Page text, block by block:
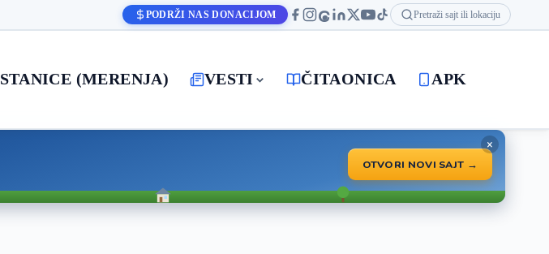
PODRŽI NAS DONACIJOM Pretraži sajt ili lokaciju
STANICE (MERENJA) VESTI ČITAONICA APK
OTVORI NOVI SAJT →
×